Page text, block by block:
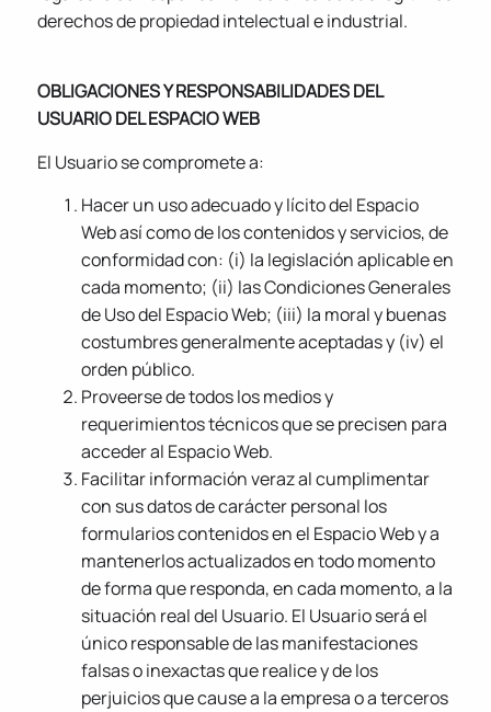
derechos de propiedad intelectual e industrial.
OBLIGACIONES Y RESPONSABILIDADES DEL
USUARIO DEL ESPACIO WEB
El Usuario se compromete a:
Hacer un uso adecuado y lícito del Espacio
Web así como de los contenidos y servicios, de
conformidad con: (i) la legislación aplicable en
cada momento; (ii) las Condiciones Generales
de Uso del Espacio Web; (iii) la moral y buenas
costumbres generalmente aceptadas y (iv) el
orden público.
Proveerse de todos los medios y
requerimientos técnicos que se precisen para
acceder al Espacio Web.
Facilitar información veraz al cumplimentar
con sus datos de carácter personal los
formularios contenidos en el Espacio Web y a
mantenerlos actualizados en todo momento
de forma que responda, en cada momento, a la
situación real del Usuario. El Usuario será el
único responsable de las manifestaciones
falsas o inexactas que realice y de los
perjuicios que cause a la empresa o a terceros